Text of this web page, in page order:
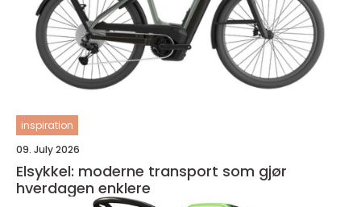
inspiration
09. July 2026
Elsykkel: moderne transport som gjør
hverdagen enklere